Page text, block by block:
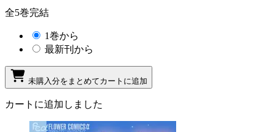
全5巻完結
1巻から
最新刊から
未購入分をまとめてカートに追加
カートに追加しました